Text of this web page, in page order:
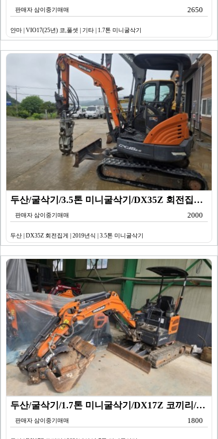
판매자 삼이중기매매 2650
얀마 | VIO17(25년) 코,풀셋 | 기타 | 1.7톤 미니굴삭기
두산/굴삭기/3.5톤 미니굴삭기/DX35Z 회전집게/2…
판매자 삼이중기매매 2000
두산 | DX35Z 회전집게 | 2019년식 | 3.5톤 미니굴삭기
두산/굴삭기/1.7톤 미니굴삭기/DX17Z 코끼리/20…
판매자 삼이중기매매 1800